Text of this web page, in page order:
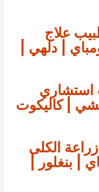
علاج
| دلهي |
استشاري
| كاليكوت
الكلى
| بنغلور |